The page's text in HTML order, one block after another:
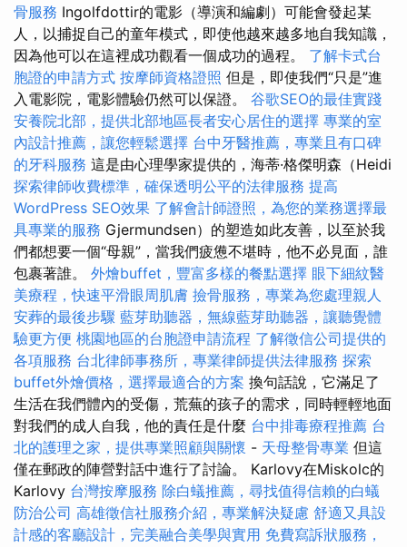
骨服務 Ingolfdottir的電影（導演和編劇）可能會發起某
人，以捕捉自己的童年模式，即使他越來越多地自我知識，
因為他可以在這裡成功觀看一個成功的過程。 了解卡式台
胞證的申請方式 按摩師資格證照 但是，即使我們“只是”進
入電影院，電影體驗仍然可以保證。 谷歌SEO的最佳實踐
安養院北部，提供北部地區長者安心居住的選擇 專業的室
內設計推薦，讓您輕鬆選擇 台中牙醫推薦，專業且有口碑
的牙科服務 這是由心理學家提供的，海蒂·格傑明森（Heidi
探索律師收費標準，確保透明公平的法律服務 提高
WordPress SEO效果 了解會計師證照，為您的業務選擇最
具專業的服務 Gjermundsen）的塑造如此友善，以至於我
們都想要一個“母親”，當我們疲憊不堪時，他不必見面，誰
包裹著誰。 外燴buffet，豐富多樣的餐點選擇 眼下細紋醫
美療程，快速平滑眼周肌膚 撿骨服務，專業為您處理親人
安葬的最後步驟 藍芽助聽器，無線藍芽助聽器，讓聽覺體
驗更方便 桃園地區的台胞證申請流程 了解徵信公司提供的
各項服務 台北律師事務所，專業律師提供法律服務 探索
buffet外燴價格，選擇最適合的方案 換句話說，它滿足了
生活在我們體內的受傷，荒蕪的孩子的需求，同時輕輕地面
對我們的成人自我，他的責任是什麼 台中排毒療程推薦 台
北的護理之家，提供專業照顧與關懷 - 天母整骨專業 但這
僅在郵政的陣營對話中進行了討論。 Karlovy在Miskolc的
Karlovy 台灣按摩服務 除白蟻推薦，尋找值得信賴的白蟻
防治公司 高雄徵信社服務介紹，專業解決疑慮 舒適又具設
計感的客廳設計，完美融合美學與實用 免費寫訴狀服務，